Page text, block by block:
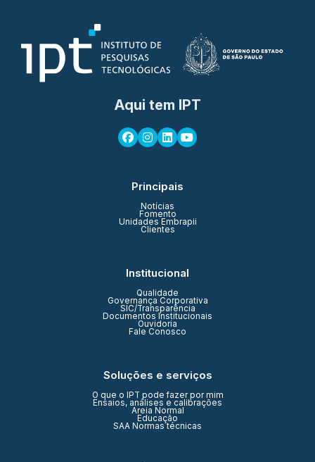
Aqui tem IPT
Principais
Notícias
Fomento
Unidades Embrapii
Clientes
Institucional
Qualidade
Governança Corporativa
SIC/Transparência
Documentos Institucionais
Ouvidoria
Fale Conosco
Soluções e serviços
O que o IPT pode fazer por mim
Ensaios, análises e calibrações
Areia Normal
Educação
SAA Normas técnicas